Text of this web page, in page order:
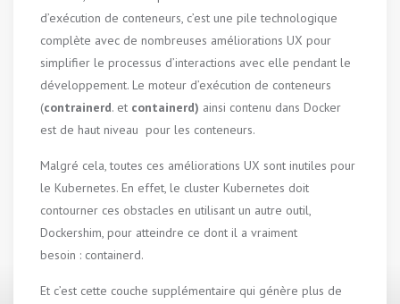
d’exécution de conteneurs, c’est une pile technologique
complète avec de nombreuses améliorations UX pour
simplifier le processus d’interactions avec elle pendant le
développement. Le moteur d’exécution de conteneurs
(contrainerd. et containerd) ainsi contenu dans Docker
est de haut niveau pour les conteneurs.
Malgré cela, toutes ces améliorations UX sont inutiles pour
le Kubernetes. En effet, le cluster Kubernetes doit
contourner ces obstacles en utilisant un autre outil,
Dockershim, pour atteindre ce dont il a vraiment
besoin : containerd.
Et c’est cette couche supplémentaire qui génère plus de